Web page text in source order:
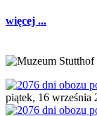
więcej ...
piątek, 16 września